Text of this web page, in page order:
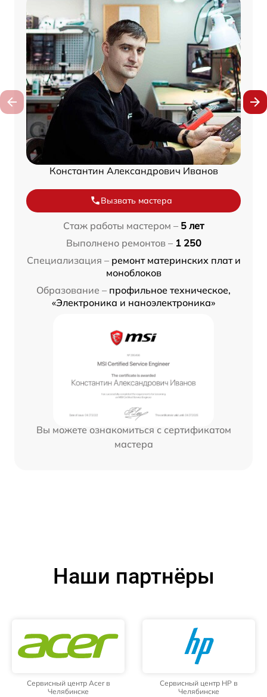
Константин Александрович Иванов
Вызвать мастера
Стаж работы мастером – 5 лет
Выполнено ремонтов – 1 250
Специализация – ремонт материнских плат и
моноблоков
Образование – профильное техническое,
«Электроника и наноэлектроника»
Вы можете ознакомиться с сертификатом
мастера
Наши партнёры
Сервисный центр Acer в
Челябинске
Сервисный центр HP в
Челябинске